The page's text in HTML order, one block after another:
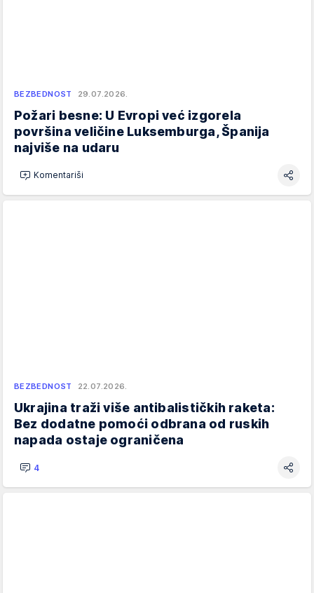
BEZBEDNOST 29.07.2026.
Požari besne: U Evropi već izgorela
površina veličine Luksemburga, Španija
najviše na udaru
Komentariši
BEZBEDNOST 22.07.2026.
Ukrajina traži više antibalističkih raketa:
Bez dodatne pomoći odbrana od ruskih
napada ostaje ograničena
4